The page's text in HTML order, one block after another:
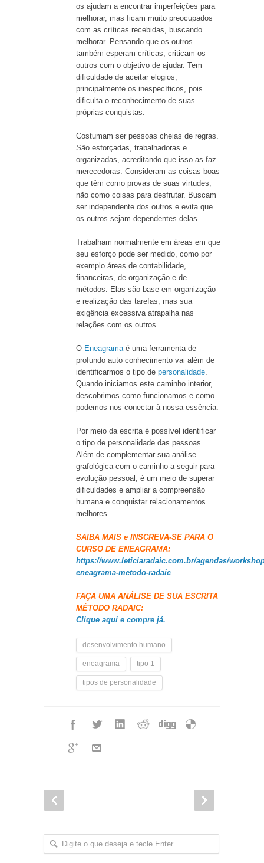
os ajudam a encontrar imperfeições para
melhorar, mas ficam muito preocupados
com as críticas recebidas, buscando
melhorar. Pensando que os outros
também esperam críticas, criticam os
outros com o objetivo de ajudar. Tem
dificuldade de aceitar elogios,
principalmente os inespecíficos, pois
dificulta o reconhecimento de suas
próprias conquistas.
Costumam ser pessoas cheias de regras.
São esforçadas, trabalhadoras e
organizadas, acreditando que isso as faz
merecedoras. Consideram as coisas boas
que têm como provas de suas virtudes,
não como coisas para desfrutar. Buscam
ser independente dos outros e evita que
os outros sejam dependentes delas.
Trabalham normalmente em áreas em que
seu esforço pode ser medido, como por
exemplo áreas de contabilidade,
financeiras, de organização e de
métodos. Elas são base em organização
e realização das tarefas, mas sua
exigência excessiva atrapalha nas
relações com os outros.
O Eneagrama é uma ferramenta de
profundo auto conhecimento vai além de
identificarmos o tipo de personalidade.
Quando iniciamos este caminho interior,
descobrimos como funcionamos e como
podemos nos conectar à nossa essência.
Por meio da escrita é possível identificar
o tipo de personalidade das pessoas.
Além de complementar sua análise
grafológica com o caminho a seguir para
evolução pessoal, é um meio de superar
dificuldades e ampliar a compreensão
humana e conquistar relacionamentos
melhores.
SAIBA MAIS e INSCREVA-SE PARA O
CURSO DE ENEAGRAMA:
https://www.leticiaradaic.com.br/agendas/
eneagrama-metodo-radaic
FAÇA UMA ANÁLISE DE SUA ESCRITA
MÉTODO RADAIC:
Clique aqui e compre já.
desenvolvimento humano
eneagrama tipo 1
tipos de personalidade